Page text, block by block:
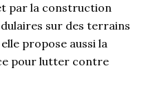
par la construction
sur des terrains
propose aussi la
pour lutter contre